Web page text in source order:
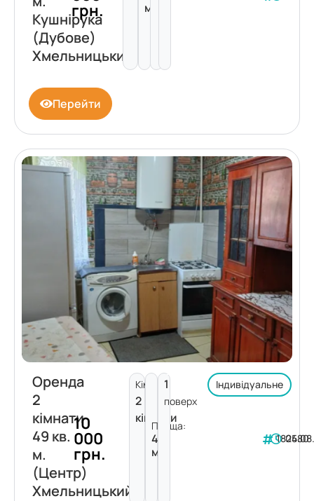
Кушнірука
(Дубове)
Хмельницький
грн.
м²
Перейти
Оренда
2
кімнати
49 кв.
м.
(Центр)
Хмельницький
10
000
грн.
Кімнат:
2
кімнати
Площа:
49
м²
1
поверх
Індивідуальне
182480